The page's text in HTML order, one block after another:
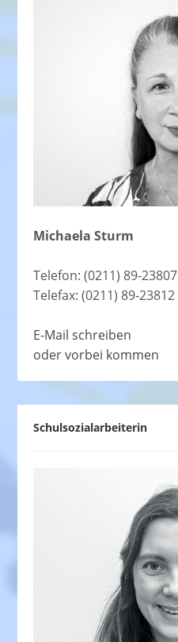
Michaela Sturm
Telefon: (0211) 89-23807
Telefax: (0211) 89-23812
E-Mail schreiben
oder vorbei kommen
Schulsozialarbeiterin